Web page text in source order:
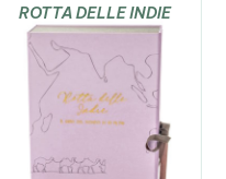
ROTTA DELLE INDIE